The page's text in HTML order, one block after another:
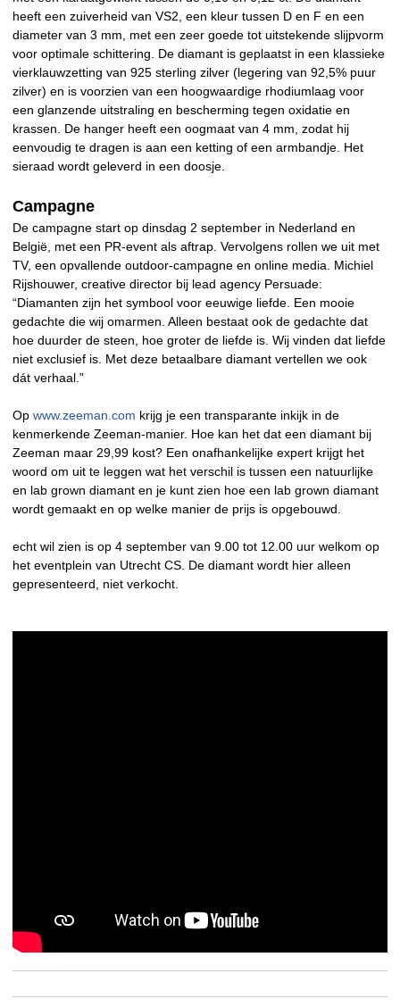
heeft een zuiverheid van VS2, een kleur tussen D en F en een
diameter van 3 mm, met een zeer goede tot uitstekende slijpvorm
voor optimale schittering. De diamant is geplaatst in een klassieke
vierklauwzetting van 925 sterling zilver (legering van 92,5% puur
zilver) en is voorzien van een hoogwaardige rhodiumlaag voor
een glanzende uitstraling en bescherming tegen oxidatie en
krassen. De hanger heeft een oogmaat van 4 mm, zodat hij
eenvoudig te dragen is aan een ketting of een armbandje. Het
sieraad wordt geleverd in een doosje.
Campagne
De campagne start op dinsdag 2 september in Nederland en
België, met een PR-event als aftrap. Vervolgens rollen we uit met
TV, een opvallende outdoor-campagne en online media. Michiel
Rijshouwer, creative director bij lead agency Persuade:
“Diamanten zijn het symbool voor eeuwige liefde. Een mooie
gedachte die wij omarmen. Alleen bestaat ook de gedachte dat
hoe duurder de steen, hoe groter de liefde is. Wij vinden dat liefde
niet exclusief is. Met deze betaalbare diamant vertellen we ook
dát verhaal.”
Op www.zeeman.com krijg je een transparante inkijk in de
kenmerkende Zeeman-manier. Hoe kan het dat een diamant bij
Zeeman maar 29,99 kost? Een onafhankelijke expert krijgt het
woord om uit te leggen wat het verschil is tussen een natuurlijke
en lab grown diamant en je kunt zien hoe een lab grown diamant
wordt gemaakt en op welke manier de prijs is opgebouwd.
echt wil zien is op 4 september van 9.00 tot 12.00 uur welkom op
het eventplein van Utrecht CS. De diamant wordt hier alleen
gepresenteerd, niet verkocht.